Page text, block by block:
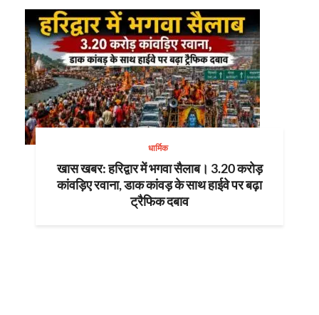
धार्मिक
खास खबर: हरिद्वार में भगवा सैलाब। 3.20 करोड़
कांवड़िए रवाना, डाक कांवड़ के साथ हाईवे पर बढ़ा
ट्रैफिक दबाव